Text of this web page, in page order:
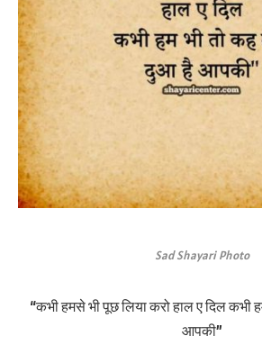
Sad Shayari Photo
“कभी हमसे भी पूछ लिया करो हाल ए दिल
आपकी”